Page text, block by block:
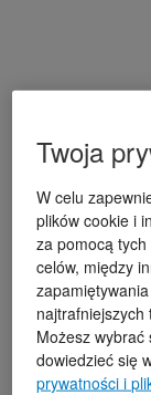
Twoja
W celu
plików cookie i
za pomocą
celów, między
Możesz wybrać
dowiedzieć się
prywatności i